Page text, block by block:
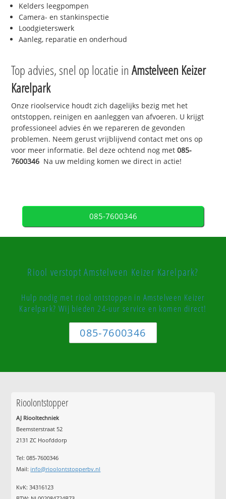
Kelders leegpompen
Camera- en stankinspectie
Loodgieterswerk
Aanleg, reparatie en onderhoud
Top advies, snel op locatie inAmstelveen Keizer
Karelpark
Onze rioolservice houdt zich dagelijks bezig met het
ontstoppen, reinigen en aanleggen van afvoeren. U krijgt
professioneel advies én we repareren de gevonden
problemen. Neem gerust vrijblijvend contact met ons op
voor meer informatie. Bel deze ochtend nog met085-
7600346 Na uw melding komen we direct in actie!
085-7600346
Riool verstopt Amstelveen Keizer Karelpark?
Hulp nodig met riool ontstoppen in Amstelveen Keizer
Karelpark? Wij bieden 24-uur service en komen direct!
085-7600346
Rioolontstopper
AJ Riooltechniek
Beemsterstraat 52
2131 ZC Hoofddorp
Tel:085-7600346
Mail: info@rioolontstopperbv.nl
KvK: 34316123